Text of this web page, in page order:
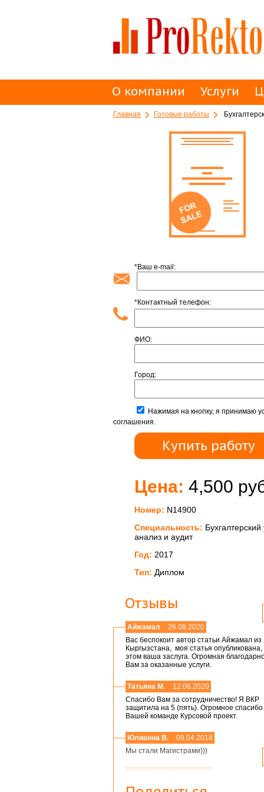
О компании Услуги
Главная Готовые работы
*Ваш e-mail:
*Контактный телефон:
ФИО:
Город:
Нажимая на кнопку, я принимаю
соглашения.
Цена: 4,500
Номер: N14900
Специальность: Бухгалтерский
анализ и аудит
Год: 2017
Тип: Диплом
Отзывы
Айжамал
26.08.2020
Вас беспокоит автор статьи Айжамал из
Кыргызстана, моя статья опубликована,
этом ваша заслуга. Огромная
Вам за оказанные услуги.
Татьяна М.
12.06.2020
Спасибо Вам за сотрудничество! Я ВКР
защитила на 5 (пять). Огромное
Вашей команде Курсовой проект.
Юлианна В.
09.04.2018
Мы стали Магистрами)))
Мария,добрый день! Спасибо большое.